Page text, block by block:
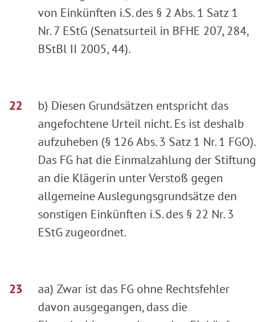
von Einkünften i.S. des § 2 Abs. 1 Satz 1
Nr. 7 EStG (Senatsurteil in BFHE 207, 284,
BStBl II 2005, 44).
b) Diesen Grundsätzen entspricht das
angefochtene Urteil nicht. Es ist deshalb
aufzuheben (§ 126 Abs. 3 Satz 1 Nr. 1 FGO).
Das FG hat die Einmalzahlung der Stiftung
an die Klägerin unter Verstoß gegen
allgemeine Auslegungsgrundsätze den
sonstigen Einkünften i.S. des § 22 Nr. 3
EStG zugeordnet.
aa) Zwar ist das FG ohne Rechtsfehler
davon ausgegangen, dass die